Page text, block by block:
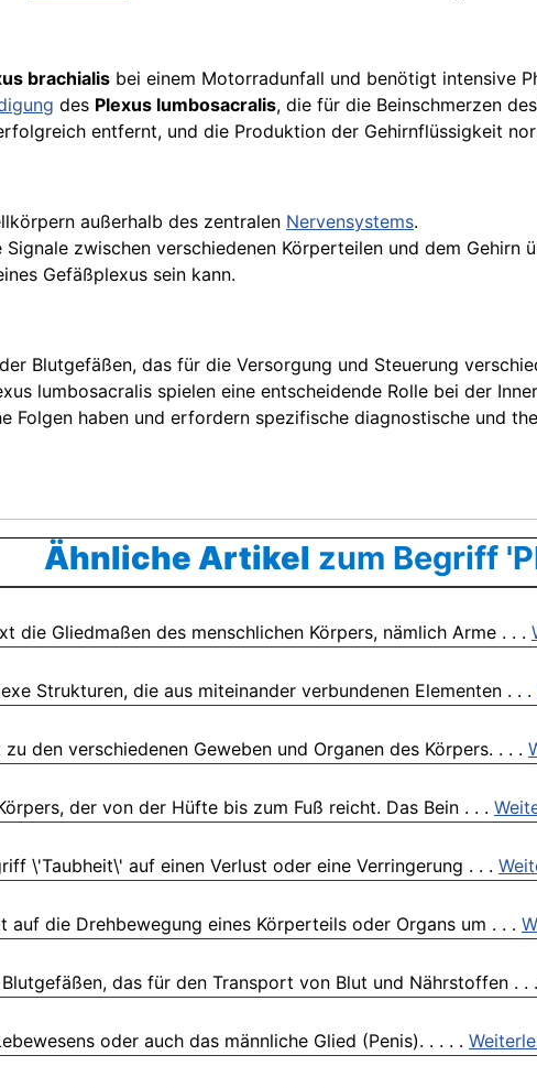
brachialis bei einem Motorradunfall und benötigt intensive
des Plexus lumbosacralis, die für die Beinschmerzen
entfernt, und die Produktion der Gehirnflüssigkeit
außerhalb des zentralen Nervensystems.
zwischen verschiedenen Körperteilen und dem Gehirn
Gefäßplexus sein kann.
Blutgefäßen, das für die Versorgung und Steuerung
lumbosacralis spielen eine entscheidende Rolle bei der
Folgen haben und erfordern spezifische diagnostische und
Ähnliche Artikel zum Begriff
die Gliedmaßen des menschlichen Körpers, nämlich Arme . . .
Strukturen, die aus miteinander verbundenen Elementen . . .
den verschiedenen Geweben und Organen des Körpers. . . .
der von der Hüfte bis zum Fuß reicht. Das Bein . . .
\'Taubheit\' auf einen Verlust oder eine Verringerung . . .
die Drehbewegung eines Körperteils oder Organs um . . .
das für den Transport von Blut und Nährstoffen . . .
oder auch das männliche Glied (Penis). . . . .